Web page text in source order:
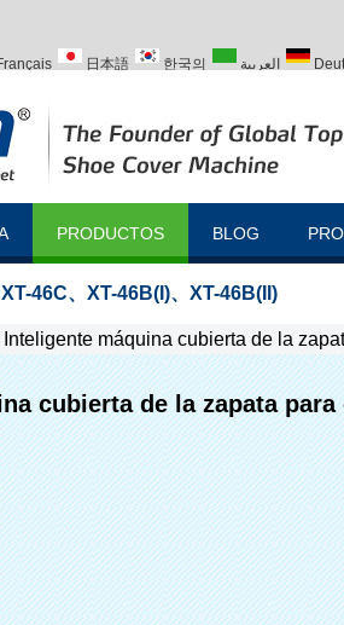
日本語 한국의 العربية
PRODUCTOS BLOG
XT-46C、 XT-46B(I)、 XT-46B(II)
Inteligente máquina cubierta de la
cubierta de la zapata